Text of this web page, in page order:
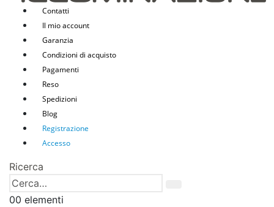
Contatti
Il mio account
Garanzia
Condizioni di acquisto
Pagamenti
Reso
Spedizioni
Blog
Registrazione
Accesso
Ricerca
00 elementi